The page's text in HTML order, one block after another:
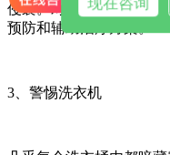
侵袭。对孕妇而言，不
预防和辅助治疗方案。
3、警惕洗衣机